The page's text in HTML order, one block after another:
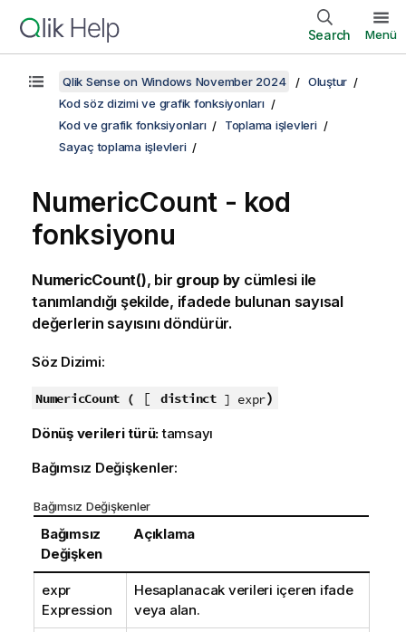
Search Menü
Qlik Sense on Windows November 2024
Oluştur
Kod söz dizimi ve grafik fonksiyonları
Kod ve grafik fonksiyonları
Toplama işlevleri
Sayaç toplama işlevleri
NumericCount - kod
fonksiyonu
NumericCount(), bir group by cümlesi ile
tanımlandığı şekilde, ifadede bulunan sayısal
değerlerin sayısını döndürür.
Söz Dizimi:
NumericCount ( [ distinct] expr)
Dönüş verileri türü:tamsayı
Bağımsız Değişkenler:
Bağımsız Değişkenler
Bağımsız
Değişken
Açıklama
expr
Expression
Hesaplanacak verileri içeren ifade
veya alan.